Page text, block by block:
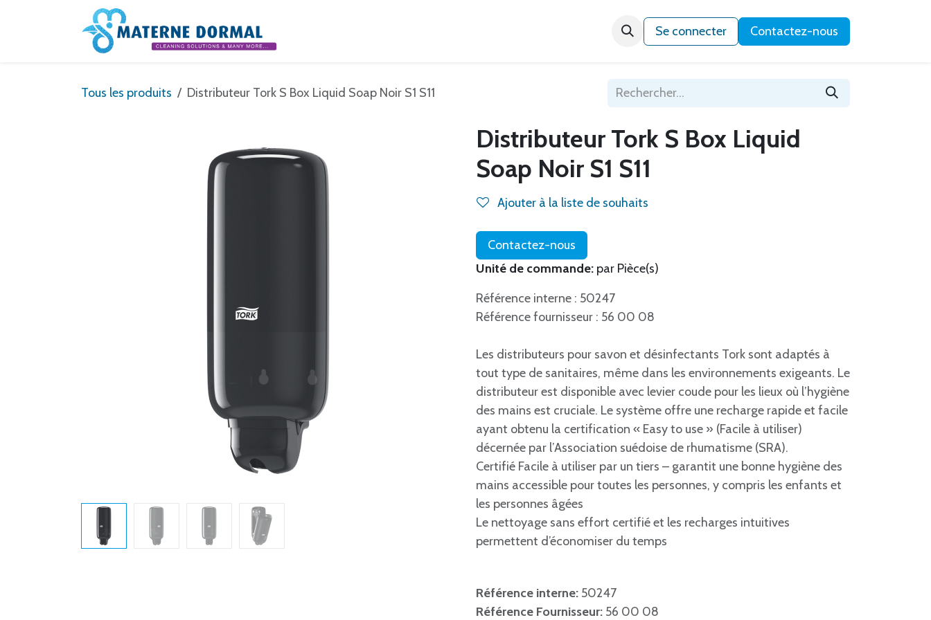
Se rendre au contenu
Qui sommes-nous ?
Se connecter Contactez-nous
Tous les produits Distributeur Tork S Box Liquid Soap Noir S1 S11
Distributeur Tork S Box Liquid
Soap Noir S1 S11
Ajouter à la liste de souhaits
Contactez-nous
Unité de commande: par Pièce(s)
Référence interne : 50247
Référence fournisseur : 56 00 08
Les distributeurs pour savon et désinfectants Tork sont adaptés à
tout type de sanitaires, même dans les environnements exigeants. Le
distributeur est disponible avec levier coude pour les lieux où l’hygiène
des mains est cruciale. Le système offre une recharge rapide et facile
ayant obtenu la certification « Easy to use » (Facile à utiliser)
décernée par l’Association suédoise de rhumatisme (SRA).
Certifié Facile à utiliser par un tiers – garantit une bonne hygiène des
mains accessible pour toutes les personnes, y compris les enfants et
les personnes âgées
Le nettoyage sans effort certifié et les recharges intuitives
permettent d’économiser du temps
Référence interne: 50247
Référence Fournisseur: 56 00 08